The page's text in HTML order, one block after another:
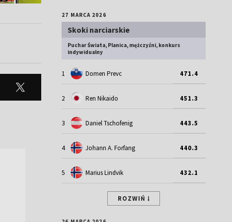
27 MARCA 2026
Skoki narciarskie
Puchar Świata, Planica, mężczyźni, konkurs
indywidualny
1 Domen Prevc 471.4
2 Ren Nikaido 451.3
3 Daniel Tschofenig 443.5
4 Johann A. Forfang 440.3
5 Marius Lindvik 432.1
ROZWIŃ